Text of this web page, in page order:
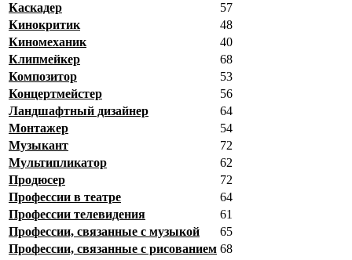
Каскадер
57
Кинокритик
48
Киномеханик
40
Клипмейкер
68
Композитор
53
Концертмейстер
56
Ландшафтный дизайнер
64
Монтажер
54
Музыкант
72
Мультипликатор
62
Продюсер
72
Профессии в театре
64
Профессии телевидения
61
Профессии, связанные с музыкой
65
Профессии, связанные с рисованием 68